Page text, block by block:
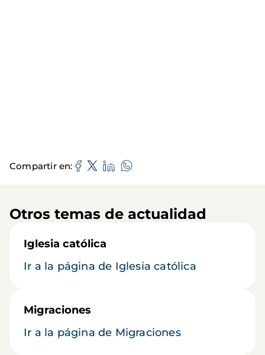
Compartir en
Otros temas de actualidad
Iglesia católica
Ir a la página de Iglesia católica
Migraciones
Ir a la página de Migraciones